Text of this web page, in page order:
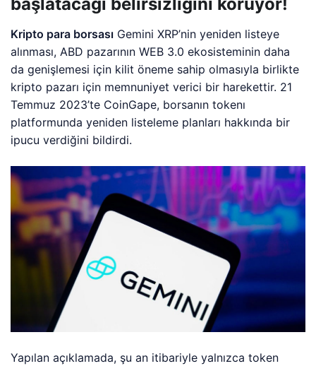
Kripto para borsası Gemini XRP’nin yeniden listeye
alınması, ABD pazarının WEB 3.0 ekosisteminin daha
da genişlemesi için kilit öneme sahip olmasıyla birlikte
kripto pazarı için memnuniyet verici bir harekettir. 21
Temmuz 2023’te CoinGape, borsanın tokenı
platformunda yeniden listeleme planları hakkında bir
ipucu verdiğini bildirdi.
Yapılan açıklamada, şu an itibariyle yalnızca token